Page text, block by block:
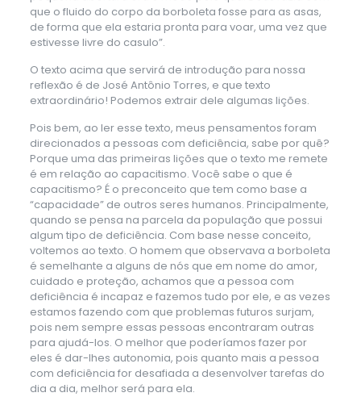
que o fluido do corpo da borboleta fosse para as asas,
de forma que ela estaria pronta para voar, uma vez que
estivesse livre do casulo”.
O texto acima que servirá de introdução para nossa
reflexão é de José Antônio Torres, e que texto
extraordinário! Podemos extrair dele algumas lições.
Pois bem, ao ler esse texto, meus pensamentos foram
direcionados a pessoas com deficiência, sabe por quê?
Porque uma das primeiras lições que o texto me remete
é em relação ao capacitismo. Você sabe o que é
capacitismo? É o preconceito que tem como base a
“capacidade” de outros seres humanos. Principalmente,
quando se pensa na parcela da população que possui
algum tipo de deficiência. Com base nesse conceito,
voltemos ao texto. O homem que observava a borboleta
é semelhante a alguns de nós que em nome do amor,
cuidado e proteção, achamos que a pessoa com
deficiência é incapaz e fazemos tudo por ele, e as vezes
estamos fazendo com que problemas futuros surjam,
pois nem sempre essas pessoas encontraram outras
para ajudá-los. O melhor que poderíamos fazer por
eles é dar-lhes autonomia, pois quanto mais a pessoa
com deficiência for desafiada a desenvolver tarefas do
dia a dia, melhor será para ela.